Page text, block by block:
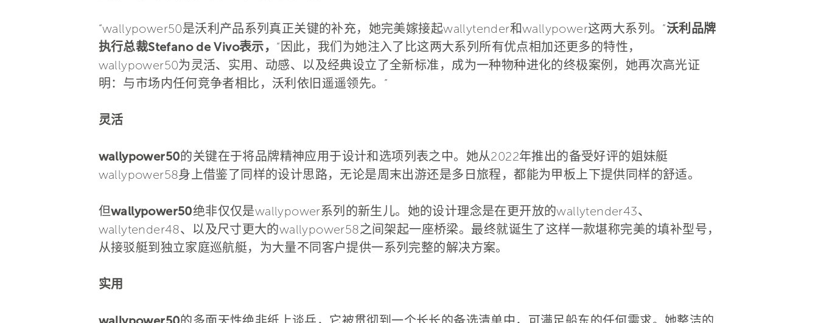
“wallypower50是沃利产品系列真正关键的补充，她完美嫁接起wallytender和wallypower这两大系列。”沃利品牌
执行总裁Stefano de Vivo表示， “因此，我们为她注入了比这两大系列所有优点相加还更多的特性，
wallypower50为灵活、实用、动感、以及经典设立了全新标准，成为一种物种进化的终极案例，她再次高光证
明：与市场内任何竞争者相比，沃利依旧遥遥领先。”
灵活
wallypower50的关键在于将品牌精神应用于设计和选项列表之中。她从2022年推出的备受好评的姐妹艇
wallypower58身上借鉴了同样的设计思路，无论是周末出游还是多日旅程，都能为甲板上下提供同样的舒适。
但wallypower50绝非仅仅是wallypower系列的新生儿。她的设计理念是在更开放的wallytender43、
wallytender48、以及尺寸更大的wallypower58之间架起一座桥梁。最终就诞生了这样一款堪称完美的填补型号，
从接驳艇到独立家庭巡航艇，为大量不同客户提供一系列完整的解决方案。
实用